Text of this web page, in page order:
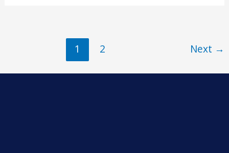
1 2 Next →